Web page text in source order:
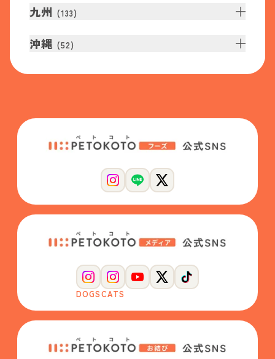
九州 (133)
沖縄 (52)
DOGSCATS